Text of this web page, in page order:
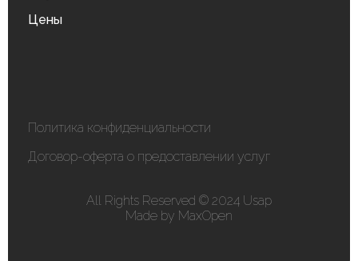
Цены
All Rights Reserved © 2024 Usap
Made by MaxOpen
Политика конфиденциальности
Договор-оферта о предоставлении услуг